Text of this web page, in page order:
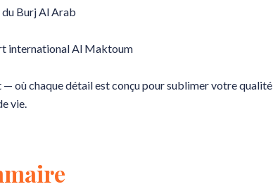
Burj Al Arab
international Al Maktoum
où chaque détail est conçu pour sublimer votre qualité
vie.